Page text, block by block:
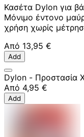
Κασέτα Dylon για
Μόνιμο έντονο
χρήση χωρίς
Από 13,95 €
Add
Dylon - Προστασία
Από 4,95 €
Add